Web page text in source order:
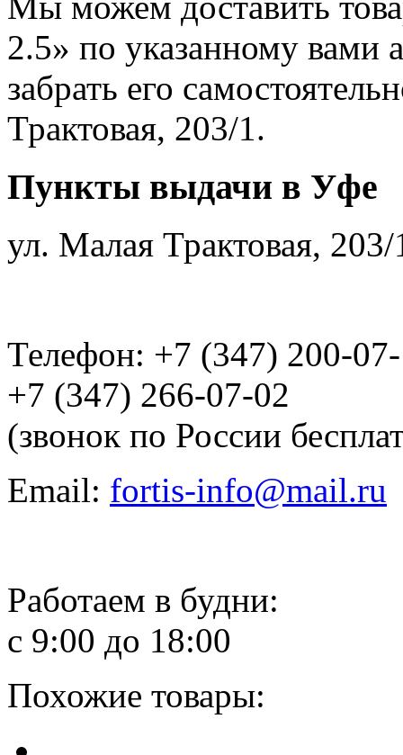
2.5» по указанному вами
забрать его
Трактовая, 203/1.
Пункты выдачи в Уфе
ул. Малая Трактовая, 203/
Телефон: +7 (347) 200-
+7 (347) 266-07-02
(звонок по России
Email: fortis-info@mail.ru
Работаем в будни:
с 9:00 до 18:00
Похожие товары: